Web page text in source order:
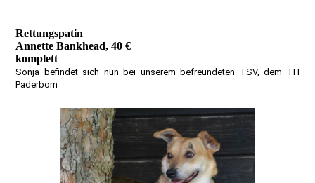
Rettungspatin
Annette Bankhead, 40 €
komplett
Sonja befindet sich nun bei unserem befreundeten TSV, dem TH
Paderborn